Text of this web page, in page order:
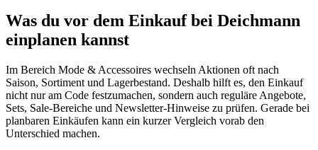
Was du vor dem Einkauf bei Deichmann
einplanen kannst
Im Bereich Mode & Accessoires wechseln Aktionen oft nach
Saison, Sortiment und Lagerbestand. Deshalb hilft es, den Einkauf
nicht nur am Code festzumachen, sondern auch reguläre Angebote,
Sets, Sale-Bereiche und Newsletter-Hinweise zu prüfen. Gerade bei
planbaren Einkäufen kann ein kurzer Vergleich vorab den
Unterschied machen.